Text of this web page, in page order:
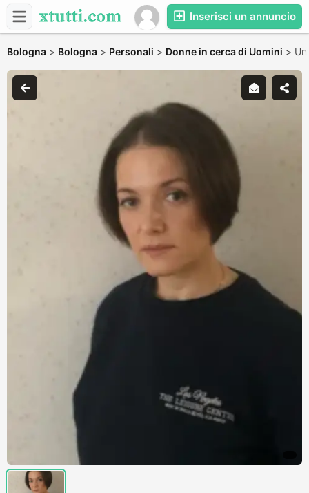
Inserisci un annuncio
Bologna > Bologna > Personali > Donne in cerca di Uomini >